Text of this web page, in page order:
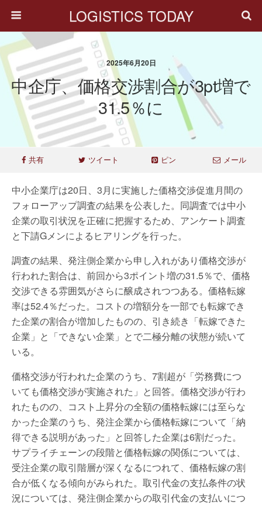
LOGISTICS TODAY
2025年6月20日
中企庁、価格交渉割合が3pt増で
31.5％に
共有 ツイート ピン メール
中小企業庁は20日、3月に実施した価格交渉促進月間の
フォローアップ調査の結果を公表した。同調査では中小
企業の取引状況を正確に把握するため、アンケート調査
と下請Gメンによるヒアリングを行った。
調査の結果、発注側企業から申し入れがあり価格交渉が
行われた割合は、前回から3ポイント増の31.5％で、価格
交渉できる雰囲気がさらに醸成されつつある。価格転嫁
率は52.4％だった。コストの増額分を一部でも転嫁でき
た企業の割合が増加したものの、引き続き「転嫁できた
企業」と「できない企業」とで二極分離の状態が続いて
いる。
価格交渉が行われた企業のうち、7割超が「労務費につ
いても価格交渉が実施された」と回答。価格交渉が行わ
れたものの、コスト上昇分の全額の価格転嫁には至らな
かった企業のうち、発注企業から価格転嫁について「納
得できる説明があった」と回答した企業は6割だった。
サプライチェーンの段階と価格転嫁の関係については、
受注企業の取引階層が深くなるにつれて、価格転嫁の割
合が低くなる傾向がみられた。取引代金の支払条件の状
況については、発注側企業からの取引代金の支払いにつ